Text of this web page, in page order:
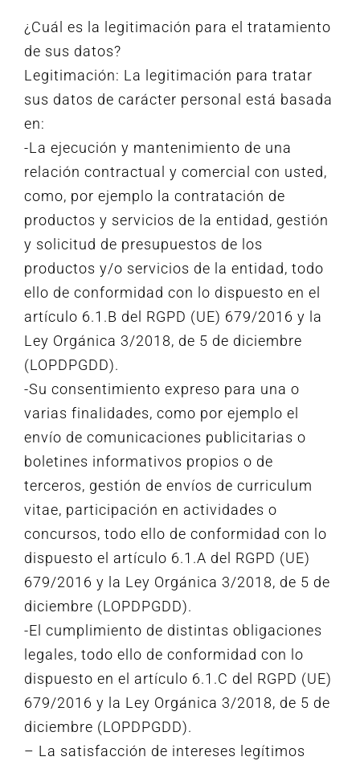
¿Cuál es la legitimación para el tratamiento
de sus datos?
Legitimación: La legitimación para tratar
sus datos de carácter personal está basada
en:
-La ejecución y mantenimiento de una
relación contractual y comercial con usted,
como, por ejemplo la contratación de
productos y servicios de la entidad, gestión
y solicitud de presupuestos de los
productos y/o servicios de la entidad, todo
ello de conformidad con lo dispuesto en el
artículo 6.1.B del RGPD (UE) 679/2016 y la
Ley Orgánica 3/2018, de 5 de diciembre
(LOPDPGDD).
-Su consentimiento expreso para una o
varias finalidades, como por ejemplo el
envío de comunicaciones publicitarias o
boletines informativos propios o de
terceros, gestión de envíos de curriculum
vitae, participación en actividades o
concursos, todo ello de conformidad con lo
dispuesto el artículo 6.1.A del RGPD (UE)
679/2016 y la Ley Orgánica 3/2018, de 5 de
diciembre (LOPDPGDD).
-El cumplimiento de distintas obligaciones
legales, todo ello de conformidad con lo
dispuesto en el artículo 6.1.C del RGPD (UE)
679/2016 y la Ley Orgánica 3/2018, de 5 de
diciembre (LOPDPGDD).
– La satisfacción de intereses legítimos